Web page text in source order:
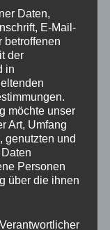
Daten,
E-Mail-
betroffenen
der
in
möchte unser
Art, Umfang
genutzten und
Personen
über die ihnen